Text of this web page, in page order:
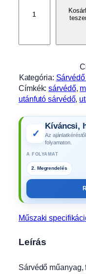
ű
a
n
a
e
s
z
n
,
Kategória:
Címkék:sárvédő,
utánfutó sárvédő,
✓
Kíváncsi,
Az
folyamaton.
A FOLYAMAT
Műszaki
Leírás
Sárvédő műanyag,